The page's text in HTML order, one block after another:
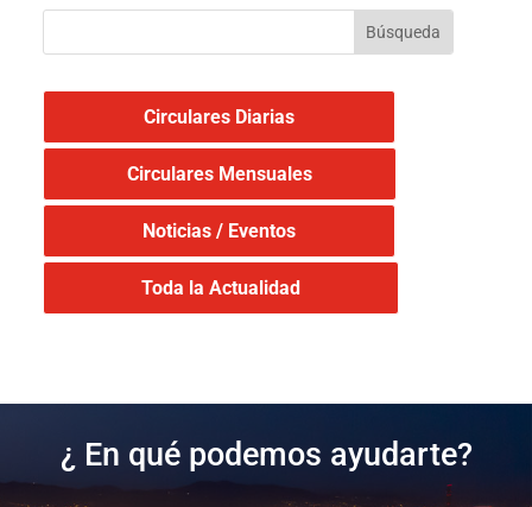
Circulares Diarias
Circulares Mensuales
Noticias / Eventos
Toda la Actualidad
¿ En qué podemos ayudarte?